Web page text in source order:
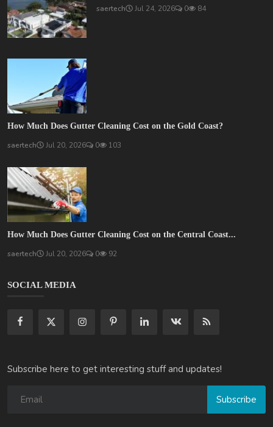
saertech Jul 24, 2026 0 84
How Much Does Gutter Cleaning Cost on the Gold Coast?
saertech Jul 20, 2026 0 103
How Much Does Gutter Cleaning Cost on the Central Coast...
saertech Jul 20, 2026 0 92
SOCIAL MEDIA
Subscribe here to get interesting stuff and updates!
Subscribe